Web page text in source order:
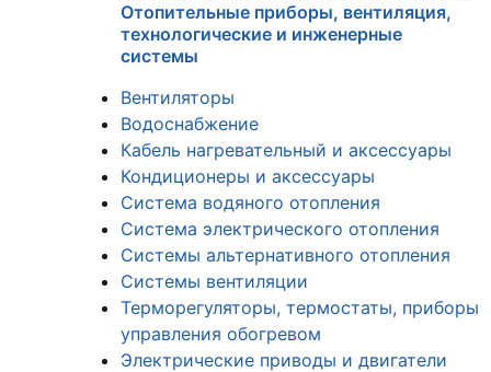
Отопительные приборы, вентиляция,
технологические и инженерные
системы
Вентиляторы
Водоснабжение
Кабель нагревательный и аксессуары
Кондиционеры и аксессуары
Система водяного отопления
Система электрического отопления
Системы альтернативного отопления
Системы вентиляции
Терморегуляторы, термостаты, приборы
управления обогревом
Электрические приводы и двигатели